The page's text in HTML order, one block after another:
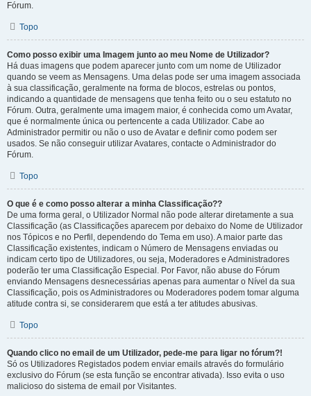
Fórum.
Topo
Como posso exibir uma Imagem junto ao meu Nome de Utilizador?
Há duas imagens que podem aparecer junto com um nome de Utilizador
quando se veem as Mensagens. Uma delas pode ser uma imagem associada
à sua classificação, geralmente na forma de blocos, estrelas ou pontos,
indicando a quantidade de mensagens que tenha feito ou o seu estatuto no
Fórum. Outra, geralmente uma imagem maior, é conhecida como um Avatar,
que é normalmente única ou pertencente a cada Utilizador. Cabe ao
Administrador permitir ou não o uso de Avatar e definir como podem ser
usados. Se não conseguir utilizar Avatares, contacte o Administrador do
Fórum.
Topo
O que é e como posso alterar a minha Classificação??
De uma forma geral, o Utilizador Normal não pode alterar diretamente a sua
Classificação (as Classificações aparecem por debaixo do Nome de Utilizador
nos Tópicos e no Perfil, dependendo do Tema em uso). A maior parte das
Classificação existentes, indicam o Número de Mensagens enviadas ou
indicam certo tipo de Utilizadores, ou seja, Moderadores e Administradores
poderão ter uma Classificação Especial. Por Favor, não abuse do Fórum
enviando Mensagens desnecessárias apenas para aumentar o Nível da sua
Classificação, pois os Administradores ou Moderadores podem tomar alguma
atitude contra si, se considerarem que está a ter atitudes abusivas.
Topo
Quando clico no email de um Utilizador, pede-me para ligar no fórum?!
Só os Utilizadores Registados podem enviar emails através do formulário
exclusivo do Fórum (se esta função se encontrar ativada). Isso evita o uso
malicioso do sistema de email por Visitantes.